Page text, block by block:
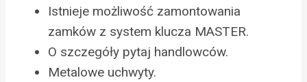
Istnieje możliwość zamontowania
zamków z system klucza MASTER.
O szczegóły pytaj handlowców.
Metalowe uchwyty.